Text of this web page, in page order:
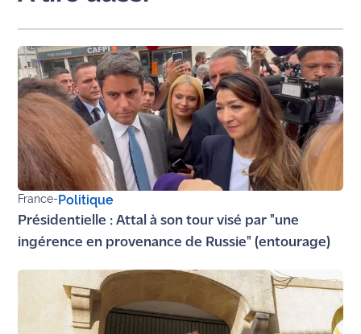
légales
Conditions
générales
d'utilisation du
site maritima.fr
Archives
France-Politique
Présidentielle : Attal à son tour visé par "une
ingérence en provenance de Russie" (entourage)